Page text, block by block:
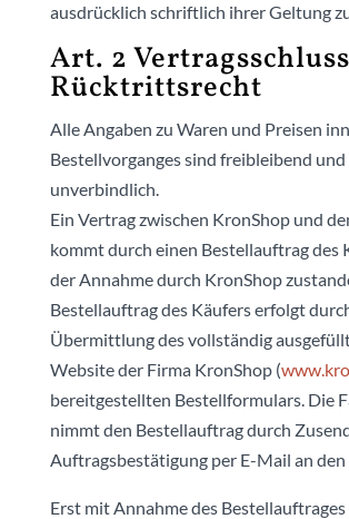
ausdrücklich schriftlich ihrer Geltung
Art. 2
Rücktrittsrecht
Alle Angaben zu Waren und Preisen
Bestellvorganges sind freibleibend und
unverbindlich.
Ein Vertrag zwischen KronShop und
kommt durch einen Bestellauftrag des
der Annahme durch KronShop
Bestellauftrag des Käufers erfolgt
Übermittlung des vollständig
Website der Firma KronShop (
bereitgestellten Bestellformulars. Die
nimmt den Bestellauftrag durch
Auftragsbestätigung per E-Mail an den
Erst mit Annahme des